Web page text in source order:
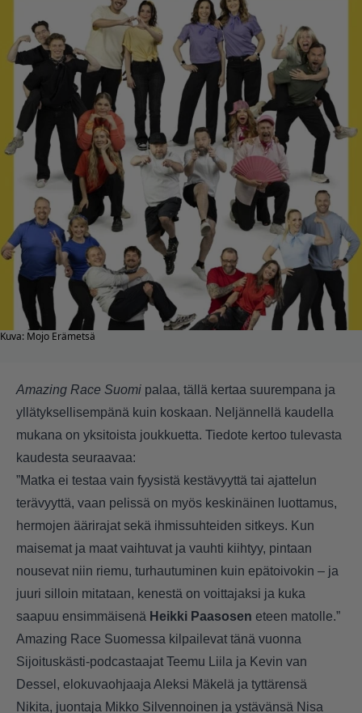
Kuva: Mojo Erämetsä
Amazing Race Suomi palaa, tällä kertaa suurempana ja
yllätyksellisempänä kuin koskaan. Neljännellä kaudella
mukana on yksitoista joukkuetta. Tiedote kertoo tulevasta
kaudesta seuraavaa:
”Matka ei testaa vain fyysistä kestävyyttä tai ajattelun
terävyyttä, vaan pelissä on myös keskinäinen luottamus,
hermojen äärirajat sekä ihmissuhteiden sitkeys. Kun
maisemat ja maat vaihtuvat ja vauhti kiihtyy, pintaan
nousevat niin riemu, turhautuminen kuin epätoivokin – ja
juuri silloin mitataan, kenestä on voittajaksi ja kuka
saapuu ensimmäisenä Heikki Paasosen eteen matolle.”
Amazing Race Suomessa kilpailevat tänä vuonna
Sijoituskästi-podcastaajat Teemu Liila ja Kevin van
Dessel, elokuvaohjaaja Aleksi Mäkelä ja tyttärensä
Nikita, juontaja Mikko Silvennoinen ja ystävänsä Nisa